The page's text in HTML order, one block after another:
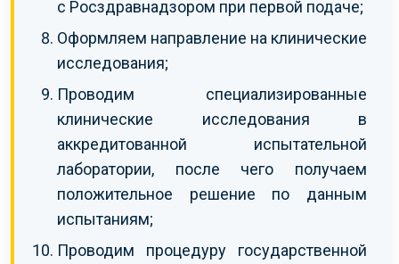
с Росздравнадзором при первой подаче;
Оформляем направление на клинические
исследования;
Проводим специализированные
клинические исследования в
аккредитованной испытательной
лаборатории, после чего получаем
положительное решение по данным
испытаниям;
Проводим процедуру государственной